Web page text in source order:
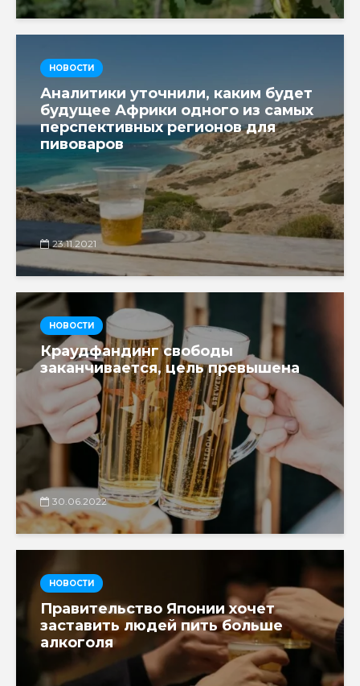
НОВОСТИ
Аналитики уточнили, каким будет
будущее Африки одного из самых
перспективных регионов для
пивоваров
23.11.2021
НОВОСТИ
Краудфандинг свободы
заканчивается, цель превышена
30.06.2022
НОВОСТИ
Правительство Японии хочет
заставить людей пить больше
алкоголя